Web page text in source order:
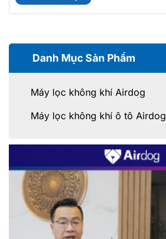
Danh Mục Sản Phẩm
Máy lọc không khí Airdog
Máy lọc không khí ô tô Airdog